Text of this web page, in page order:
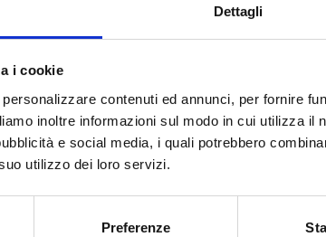
Dettagli
i cookie
contenuti ed annunci, per fornire
inoltre informazioni sul modo in cui utilizza il
e social media, i quali potrebbero
utilizzo dei loro servizi.
Preferenze
nel guardaroba maschile. Capispalla,
questo pattern eccentrico. Dai look vivaci di
da dipingere su i capelli, fino a N°21 e
torna ad essere utilizzato per creare trench
Un gioco di trasparenze per chi non ha